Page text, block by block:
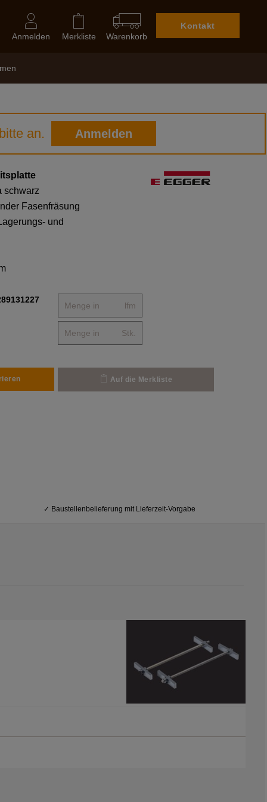
Kontakt
Warenkorb
Merkliste
Anmelden
an. Anmelden
schwarz
Fasenfräsung
und
lfm
Stk.
Auf die Merkliste
✓ Baustellenbelieferung mit Lieferzeit-Vorgabe